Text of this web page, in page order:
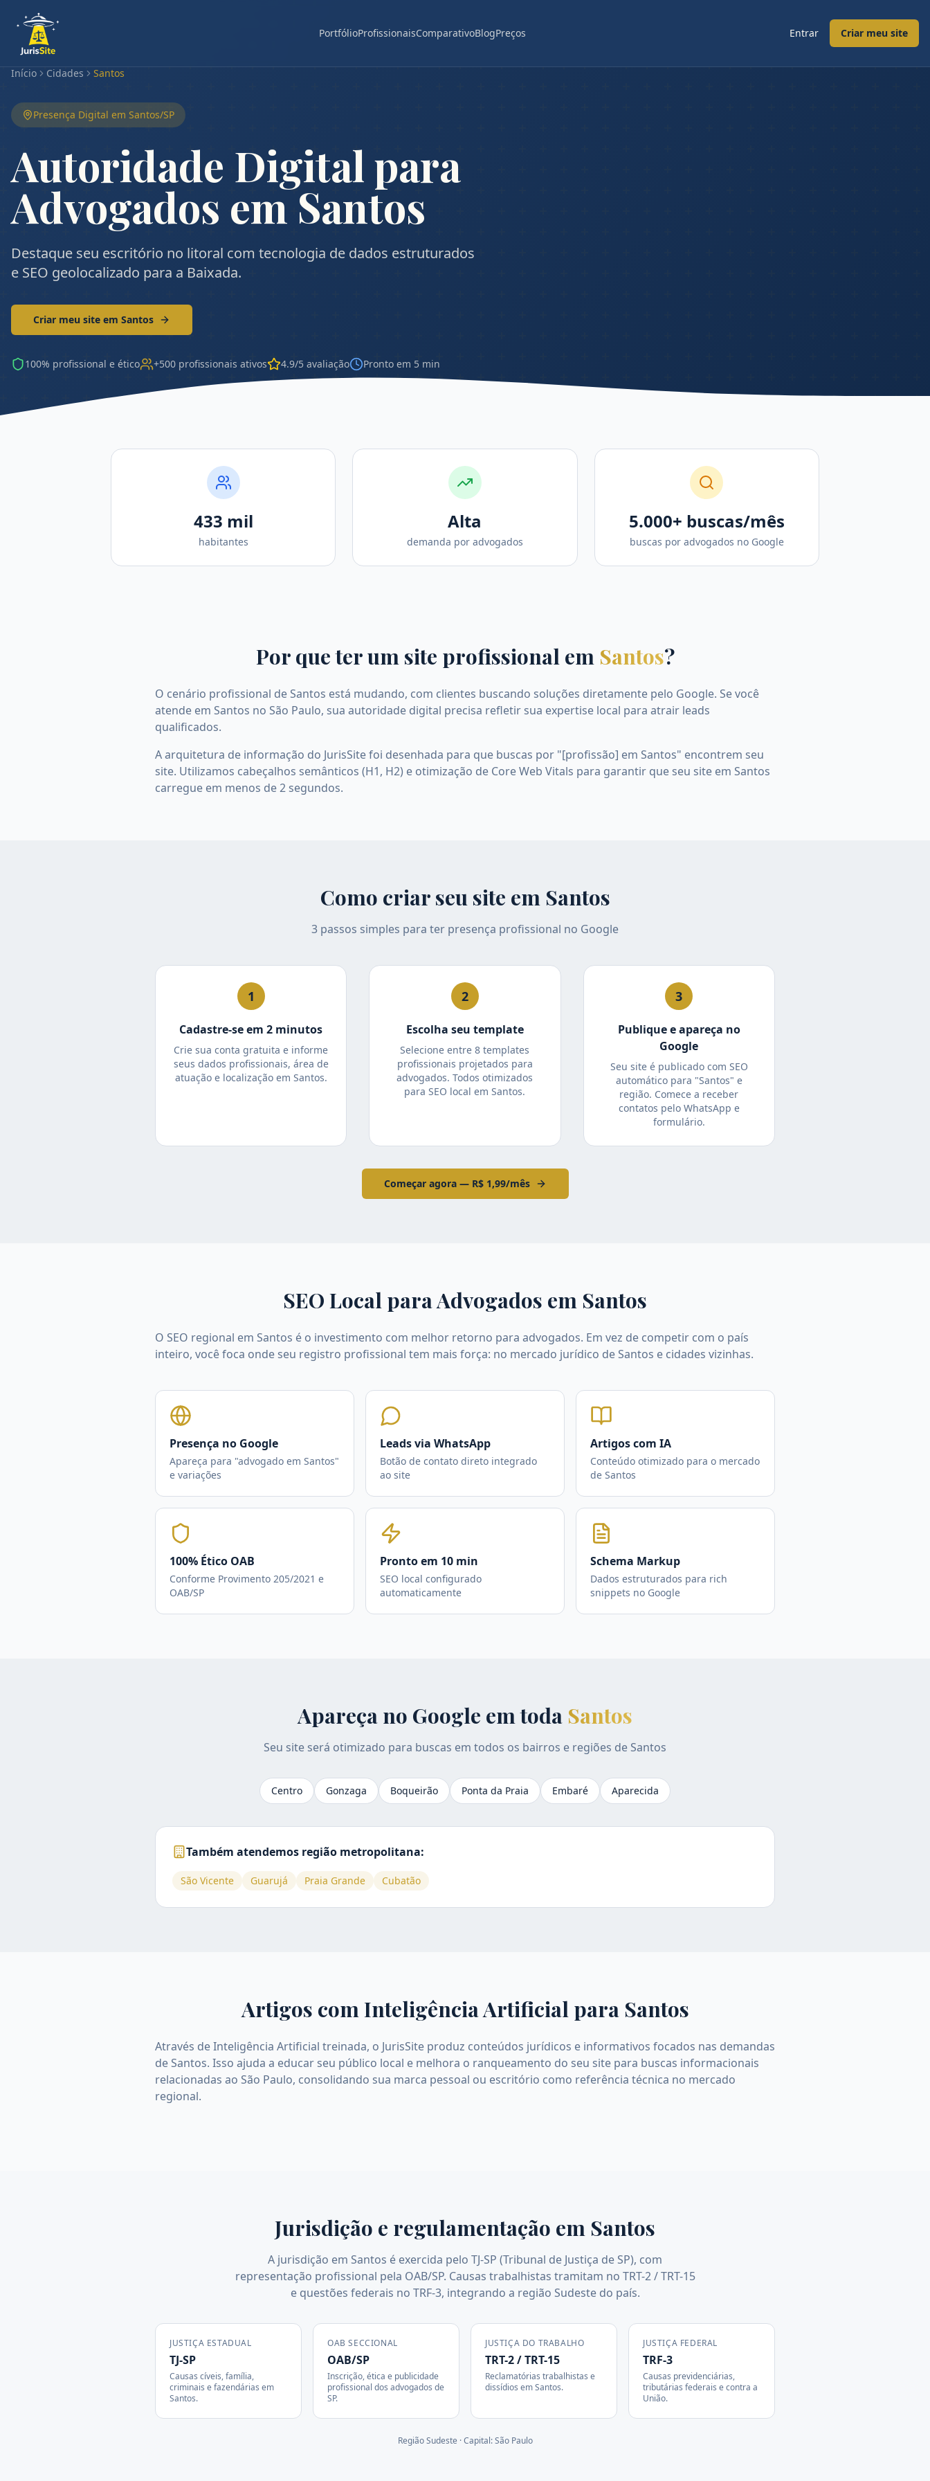
PortfólioProfissionaisComparativoBlogPreços Entrar Criar meu site
Início Cidades Santos
Presença Digital em Santos/SP
Autoridade Digital para
Advogados em Santos
Destaque seu escritório no litoral com tecnologia de dados estruturados
e SEO geolocalizado para a Baixada.
Criar meu site em Santos
100% profissional e ético +500 profissionais ativos 4.9/5 avaliação Pronto em 5 min
433 mil
habitantes
Alta
demanda por advogados
5.000+ buscas/mês
buscas por advogados no Google
Por que ter um site profissional em Santos?
O cenário profissional de Santos está mudando, com clientes buscando soluções diretamente pelo Google. Se você
atende em Santos no São Paulo, sua autoridade digital precisa refletir sua expertise local para atrair leads
qualificados.
A arquitetura de informação do JurisSite foi desenhada para que buscas por "[profissão] em Santos" encontrem seu
site. Utilizamos cabeçalhos semânticos (H1, H2) e otimização de Core Web Vitals para garantir que seu site em Santos
carregue em menos de 2 segundos.
Como criar seu site em Santos
3 passos simples para ter presença profissional no Google
1
Cadastre-se em 2 minutos
Crie sua conta gratuita e informe
seus dados profissionais, área de
atuação e localização em Santos.
2
Escolha seu template
Selecione entre 8 templates
profissionais projetados para
advogados. Todos otimizados
para SEO local em Santos.
3
Publique e apareça no
Google
Seu site é publicado com SEO
automático para "Santos" e
região. Comece a receber
contatos pelo WhatsApp e
formulário.
Começar agora — R$ 1,99/mês
SEO Local para Advogados em Santos
O SEO regional em Santos é o investimento com melhor retorno para advogados. Em vez de competir com o país
inteiro, você foca onde seu registro profissional tem mais força: no mercado jurídico de Santos e cidades vizinhas.
Presença no Google
Apareça para "advogado em Santos"
e variações
Leads via WhatsApp
Botão de contato direto integrado
ao site
Artigos com IA
Conteúdo otimizado para o mercado
de Santos
100% Ético OAB
Conforme Provimento 205/2021 e
OAB/SP
Pronto em 10 min
SEO local configurado
automaticamente
Schema Markup
Dados estruturados para rich
snippets no Google
Apareça no Google em toda Santos
Seu site será otimizado para buscas em todos os bairros e regiões deSantos
Centro Gonzaga Boqueirão Ponta da Praia Embaré Aparecida
Também atendemos região metropolitana:
São Vicente Guarujá Praia Grande Cubatão
Artigos com Inteligência Artificial para Santos
Através de Inteligência Artificial treinada, o JurisSite produz conteúdos jurídicos e informativos focados nas demandas
de Santos. Isso ajuda a educar seu público local e melhora o ranqueamento do seu site para buscas informacionais
relacionadas ao São Paulo, consolidando sua marca pessoal ou escritório como referência técnica no mercado
regional.
Jurisdição e regulamentação em Santos
A jurisdição em Santos é exercida pelo TJ-SP (Tribunal de Justiça de SP), com
representação profissional pela OAB/SP. Causas trabalhistas tramitam no TRT-2 / TRT-15
e questões federais no TRF-3, integrando a região Sudeste do país.
JUSTIÇA ESTADUAL
TJ-SP
Causas cíveis, família,
criminais e fazendárias em
Santos.
OAB SECCIONAL
OAB/SP
Inscrição, ética e publicidade
profissional dos advogados de
SP.
JUSTIÇA DO TRABALHO
TRT-2 / TRT-15
Reclamatórias trabalhistas e
dissídios emSantos.
JUSTIÇA FEDERAL
TRF-3
Causas previdenciárias,
tributárias federais e contra a
União.
RegiãoSudeste · Capital:São Paulo